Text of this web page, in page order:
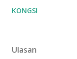
KONGSI
Ulasan